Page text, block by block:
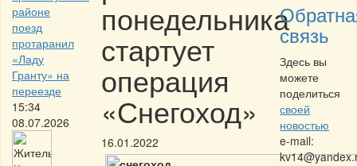
районе
поезд
протаранил
«Ладу
Гранту» на
переезде
15:34
08.07.2026
понедельника
стартует
операция
«Снегоход»
16.01.2022
связь
Здесь вы
можете
поделиться
своей
новостью
e-mail: